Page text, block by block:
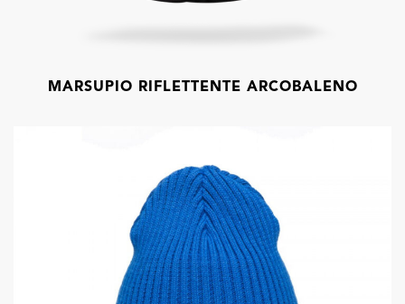
MARSUPIO RIFLETTENTE ARCOBALENO